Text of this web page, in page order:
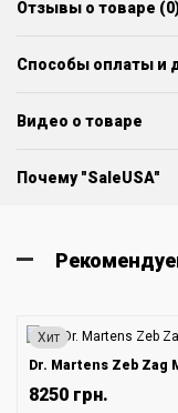
Отзывы о товаре
Способы оплаты и
Видео о товаре
Почему "SaleUSA"
Хит
Dr. Martens Zeb Zag
8250 грн.